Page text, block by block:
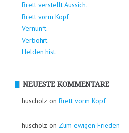
Brett verstellt Aussicht
Brett vorm Kopf
Vernunft
Verbohrt
Helden hist.
NEUESTE KOMMENTARE
huscholz on Brett vorm Kopf
huscholz on Zum ewigen Frieden